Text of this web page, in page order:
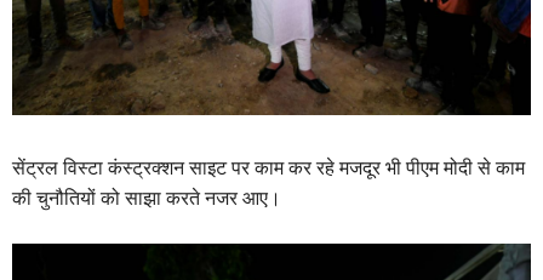
सेंट्रल विस्टा कंस्ट्रक्शन साइट पर काम कर रहे मजदूर भी पीएम मोदी से काम
की चुनौतियों को साझा करते नजर आए।